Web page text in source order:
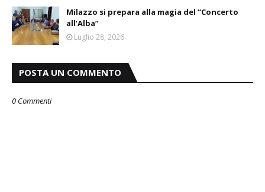
Milazzo si prepara alla magia del “Concerto
all’Alba”
Luglio 28, 2026
POSTA UN COMMENTO
0 Commenti